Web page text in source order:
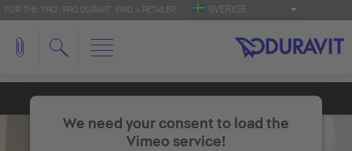
FOR THE 'PRO': PRO.DURAVIT FIND A RETAILER SVERIGE
We need your consent to load the
Vimeo service!